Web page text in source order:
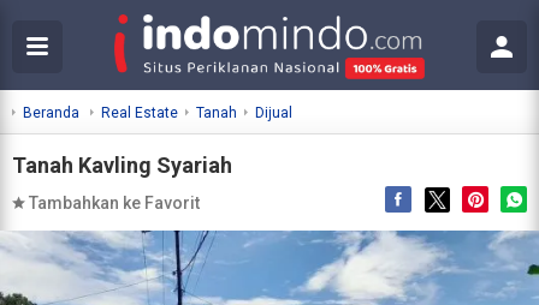
Beranda Real Estate Tanah Dijual
Tanah Kavling Syariah
Tambahkan ke Favorit